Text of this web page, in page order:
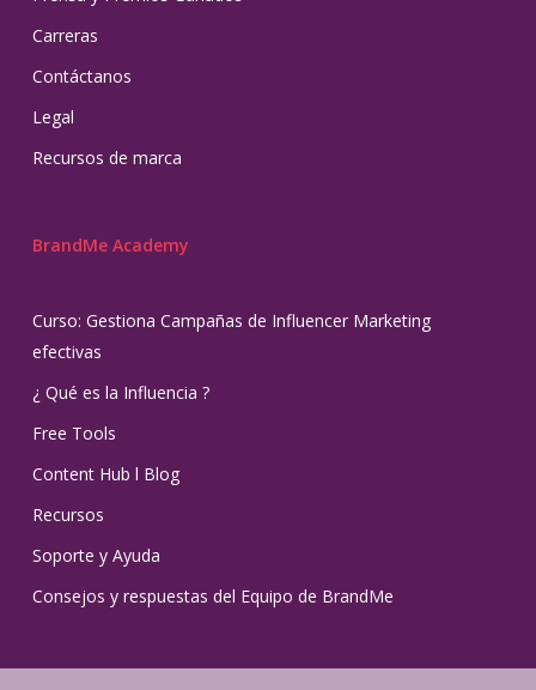
Carreras
Contáctanos
Legal
Recursos de marca
BrandMe Academy
Curso: Gestiona Campañas de Influencer Marketing
efectivas
¿ Qué es la Influencia ?
Free Tools
Content Hub l Blog
Recursos
Soporte y Ayuda
Consejos y respuestas del Equipo de BrandMe